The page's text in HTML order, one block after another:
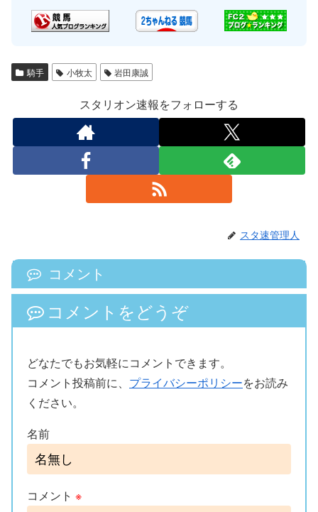
騎手 小牧太 岩田康誠
スタリオン速報をフォローする
スタ速管理人
コメント
コメントをどうぞ
どなたでもお気軽にコメントできます。
コメント投稿前に、 プライバシーポリシーをお読み
ください。
名前
コメント ※